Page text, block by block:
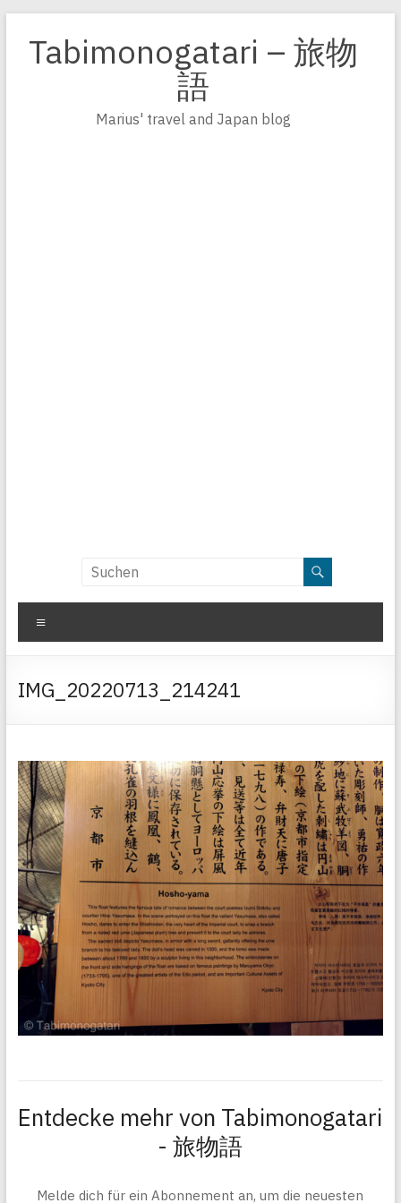
Inhalt
springen
Tabimonogatari – 旅物
語
Marius' travel and Japan blog
IMG_20220713_214241
Entdecke mehr von Tabimonogatari
- 旅物語
Melde dich für ein Abonnement an, um die neuesten